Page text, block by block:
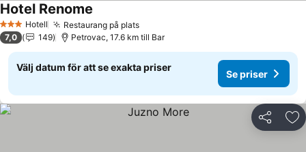
3 StjärnorHotell Restaurang på plats
Hotel Renome
7,0 149 Petrovac, 17.6 km till Bar
Välj datum för att se exakta priser
Se priser
Dela